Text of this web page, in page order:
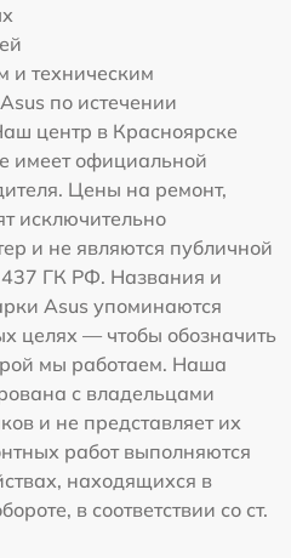
и техническим
по истечении
центр в Красноярске
имеет официальной
Цены на ремонт,
исключительно
и не являются публичной
437 ГК РФ. Названия и
Asus упоминаются
целях — чтобы обозначить
мы работаем. Наша
с владельцами
и не представляет их
работ выполняются
находящихся в
в соответствии со ст.